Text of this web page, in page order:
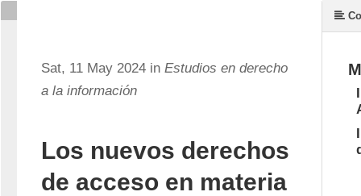
Sat, 11 May 2024 in Estudios en derecho
a la información
Los nuevos derechos
de acceso en materia